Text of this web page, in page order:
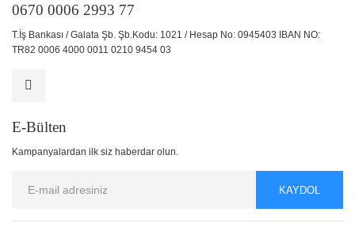
0670 0006 2993 77
T.İş Bankası / Galata Şb. Şb.Kodu: 1021 / Hesap No: 0945403 IBAN NO:
TR82 0006 4000 0011 0210 9454 03
E-Bülten
Kampanyalardan ilk siz haberdar olun.
KAYDOL